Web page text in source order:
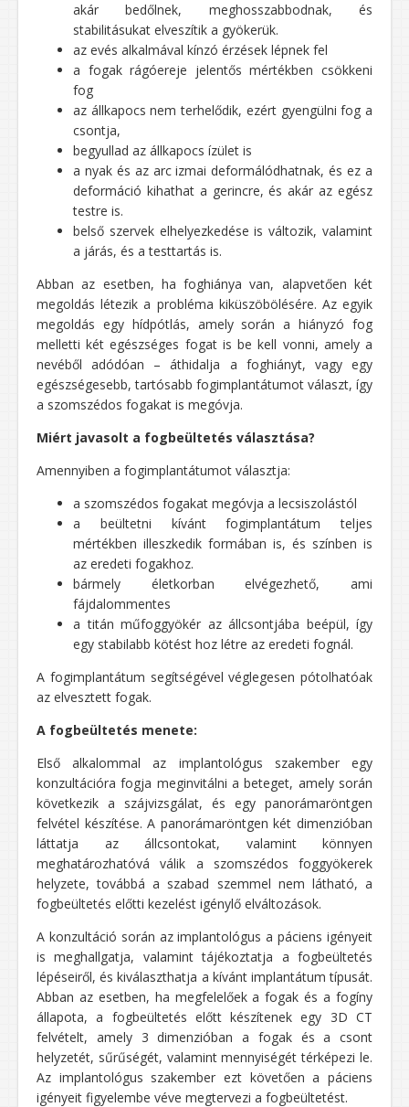
akár bedőlnek, meghosszabbodnak, és
stabilitásukat elveszítik a gyökerük.
az evés alkalmával kínzó érzések lépnek fel
a fogak rágóereje jelentős mértékben csökkeni
fog
az állkapocs nem terhelődik, ezért gyengülni fog a
csontja,
begyullad az állkapocs ízület is
a nyak és az arc izmai deformálódhatnak, és ez a
deformáció kihathat a gerincre, és akár az egész
testre is.
belső szervek elhelyezkedése is változik, valamint
a járás, és a testtartás is.
Abban az esetben, ha foghiánya van, alapvetően két
megoldás létezik a probléma kiküszöbölésére. Az egyik
megoldás egy hídpótlás, amely során a hiányzó fog
melletti két egészséges fogat is be kell vonni, amely a
nevéből adódóan – áthidalja a foghiányt, vagy egy
egészségesebb, tartósabb fogimplantátumot választ, így
a szomszédos fogakat is megóvja.
Miért javasolt a fogbeültetés választása?
Amennyiben a fogimplantátumot választja:
a szomszédos fogakat megóvja a lecsiszolástól
a beültetni kívánt fogimplantátum teljes
mértékben illeszkedik formában is, és színben is
az eredeti fogakhoz.
bármely életkorban elvégezhető, ami
fájdalommentes
a titán műfoggyökér az állcsontjába beépül, így
egy stabilabb kötést hoz létre az eredeti fognál.
A fogimplantátum segítségével véglegesen pótolhatóak
az elvesztett fogak.
A fogbeültetés menete:
Első alkalommal az implantológus szakember egy
konzultációra fogja meginvitálni a beteget, amely során
következik a szájvizsgálat, és egy panorámaröntgen
felvétel készítése. A panorámaröntgen két dimenzióban
láttatja az állcsontokat, valamint könnyen
meghatározhatóvá válik a szomszédos foggyökerek
helyzete, továbbá a szabad szemmel nem látható, a
fogbeültetés előtti kezelést igénylő elváltozások.
A konzultáció során az implantológus a páciens igényeit
is meghallgatja, valamint tájékoztatja a fogbeültetés
lépéseiről, és kiválaszthatja a kívánt implantátum típusát.
Abban az esetben, ha megfelelőek a fogak és a fogíny
állapota, a fogbeültetés előtt készítenek egy 3D CT
felvételt, amely 3 dimenzióban a fogak és a csont
helyzetét, sűrűségét, valamint mennyiségét térképezi le.
Az implantológus szakember ezt követően a páciens
igényeit figyelembe véve megtervezi a fogbeültetést.